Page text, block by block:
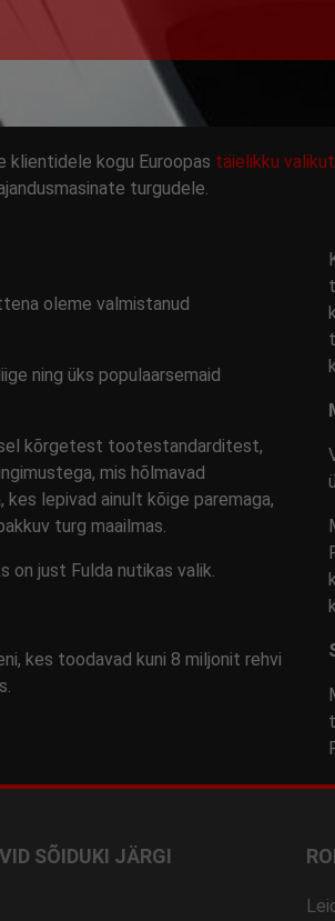
klientidele kogu Euroopas täielikku
turgudele.
oleme valmistanud
ning üks populaarsemaid
kõrgetest tootestandarditest,
mis hõlmavad
lepivad ainult kõige paremaga,
turg maailmas.
on just Fulda nutikas valik.
kes toodavad kuni 8 miljonit rehvi
SÕIDUKI JÄRGI